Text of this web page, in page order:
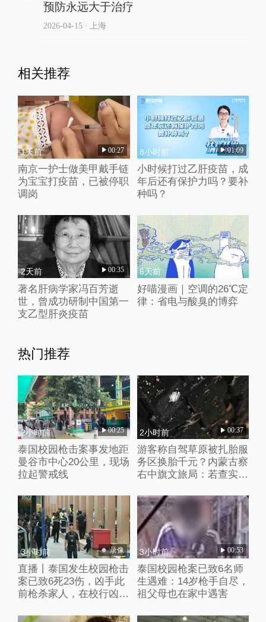
预防永远大于治疗
2026-04-15∙ 上海
相关推荐
1天前 00:27
南京一护士做美甲戴手链
为宝宝打疫苗，已被停职
调岗
8小时前 01:09
小时候打过乙肝疫苗，成
年后还有保护力吗？要补
种吗？
2天前 00:35
著名肝病学家冯百芳逝
世，曾成功研制中国第一
支乙型肝炎疫苗
6天前
好喵漫画｜空调的26℃定
律：省电与酸臭的博弈
热门推荐
2小时前 00:25
泰国校园枪击案事发地距
曼谷市中心20公里，现场
拉起警戒线
2小时前 00:37
游客称自驾草原被扎胎服
务区换胎千元？内蒙古察
右中旗文旅局：若查实人
3小时前 录像
直播丨泰国发生校园枪击
案已致6死23伤，凶手此
前枪杀家人，在校行凶后
3小时前 00:53
泰国校园枪案已致6名师
生遇难：14岁枪手自尽，
祖父母也在家中遇害